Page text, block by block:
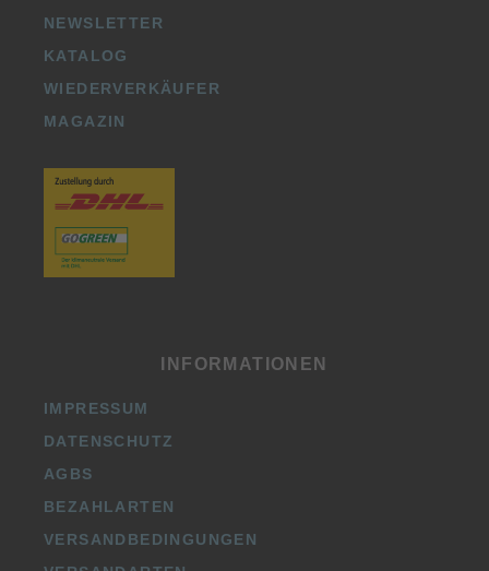
NEWSLETTER
KATALOG
WIEDERVERKÄUFER
MAGAZIN
INFORMATIONEN
IMPRESSUM
DATENSCHUTZ
AGBS
BEZAHLARTEN
VERSANDBEDINGUNGEN